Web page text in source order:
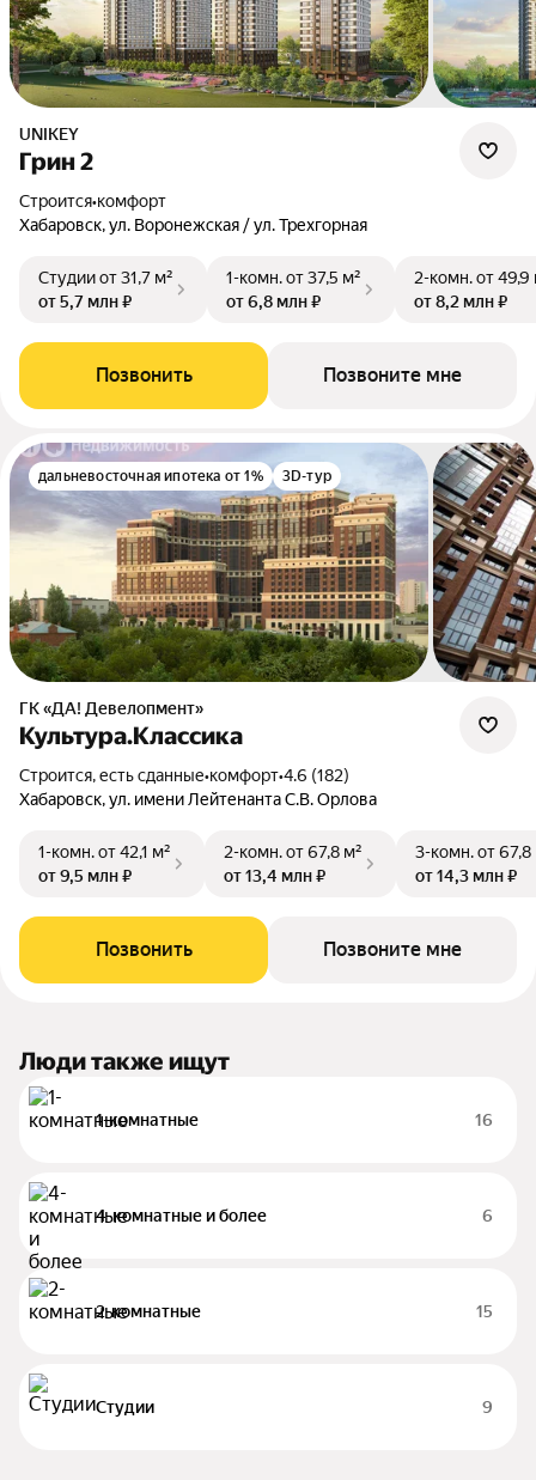
UNIKEY
Грин 2
Строится•комфорт
Хабаровск, ул. Воронежская / ул. Трехгорная
Студииот 31,7 м²
от 5,7 млн ₽
1-комн.от 37,5 м²
от 6,8 млн ₽
2-комн.от 49,9
от 8,2 млн ₽
Позвонить Позвоните мне
дальневосточная ипотека от 1% 3D-тур
ГК «ДА! Девелопмент»
Культура.Классика
Строится, есть сданные•комфорт•4.6 (182)
Хабаровск, ул. имени Лейтенанта С.В. Орлова
1-комн.от 42,1 м²
от 9,5 млн ₽
2-комн.от 67,8 м²
от 13,4 млн ₽
3-комн.от 67,8
от 14,3 млн ₽
Позвонить Позвоните мне
Люди также ищут
1-комнатные 16
4-комнатные и более 6
2-комнатные 15
Студии 9